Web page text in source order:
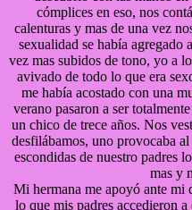
cómplices en eso, nos
calenturas y mas de una vez
sexualidad se había agregado
vez mas subidos de tono, yo a
avivado de todo lo que era
me había acostado con una
verano pasaron a ser
un chico de trece años. Nos
desfilábamos, uno provocaba
escondidas de nuestro padres
mas y
Mi hermana me apoyó ante mi
lo que mis padres accedieron